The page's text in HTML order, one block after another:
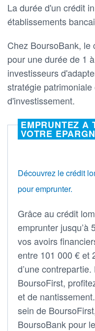
La durée d'un crédit
établissements
Chez BoursoBank,
pour une durée de 1
investisseurs
stratégie
d'investissement.
EMPRUNTEZ A
VOTRE
Découvrez le crédit
pour emprunter.
Grâce au crédit
emprunter jusqu’à
vos avoirs
entre 101 000 € et
d’une contrepartie.
BoursoFirst,
et de
sein de
BoursoBank pour